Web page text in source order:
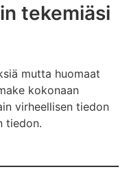
tekemiäsi
mutta huomaat
kokonaan
virheellisen tiedon
tiedon.